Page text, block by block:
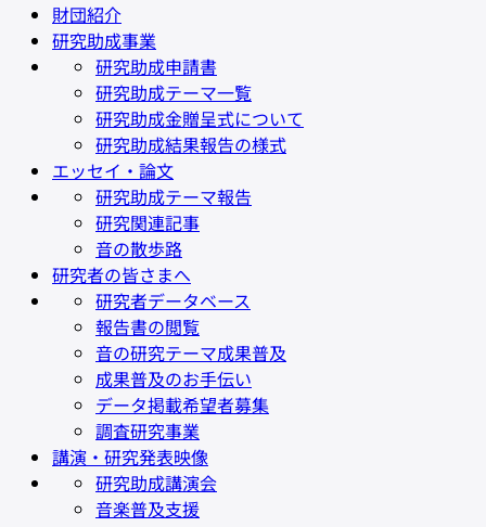
財団紹介
研究助成事業
研究助成申請書
研究助成テーマ一覧
研究助成金贈呈式について
研究助成結果報告の様式
エッセイ・論文
研究助成テーマ報告
研究関連記事
音の散歩路
研究者の皆さまへ
研究者データベース
報告書の閲覧
音の研究テーマ成果普及
成果普及のお手伝い
データ掲載希望者募集
調査研究事業
講演・研究発表映像
研究助成講演会
音楽普及支援